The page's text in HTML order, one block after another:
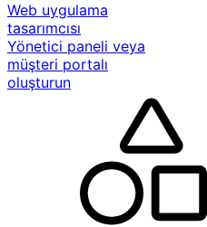
Web uygulama
tasarımcısı
Yönetici paneli veya
müşteri portalı
oluşturun